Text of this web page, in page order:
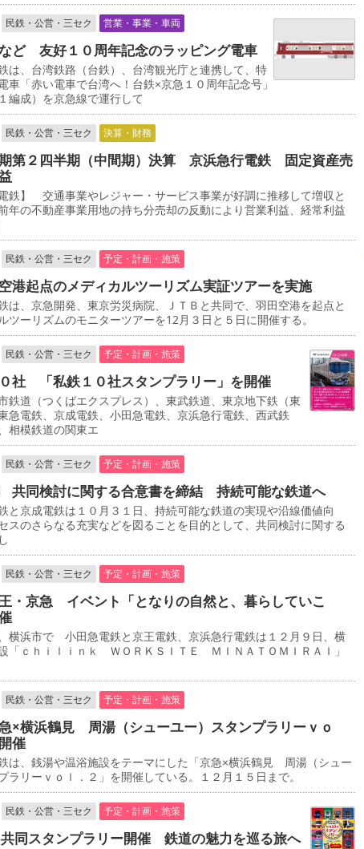
民鉄・公営・三セク 営業・事業・車両
ど 友好１０周年記念のラッピング電車
は、台湾鉄路（台鉄）、台湾観光庁と連携して、特
車「赤い電車で台湾へ！台鉄×京急１０周年記念号」
編成）を京急線で運行して
民鉄・公営・三セク 決算・財務
第２四半期（中間期）決算 京浜急行電鉄 固定資産売
鉄】 交通事業やレジャー・サービス事業が好調に推移して増収と
年の不動産事業用地の持ち分売却の反動により営業利益、経常利益
民鉄・公営・三セク 予定・計画・施策
起点のメディカルツーリズム実証ツアーを実施
は、京急開発、東京労災病院、ＪＴＢと共同で、羽田空港を起点と
ツーリズムのモニターツアーを12月３日と５日に開催する。
民鉄・公営・三セク 予定・計画・施策
社 「私鉄１０社スタンプラリー」を開催
鉄道（つくばエクスプレス）、東武鉄道、東京地下鉄（東
急電鉄、京成電鉄、小田急電鉄、京浜急行電鉄、西武鉄
相模鉄道の関東エ
民鉄・公営・三セク 予定・計画・施策
共同検討に関する合意書を締結 持続可能な鉄道へ
と京成電鉄は１０月３１日、持続可能な鉄道の実現や沿線価値向
スのさらなる充実などを図ることを目的として、共同検討に関する
民鉄・公営・三セク 予定・計画・施策
・京急 イベント「となりの自然と、暮らしていこ
横浜市で 小田急電鉄と京王電鉄、京浜急行電鉄は１２月９日、横
「ｃｈｉｌｉｎｋ ＷＯＲＫＳＩＴＥ ＭＩＮＡＴＯＭＩＲＡＩ」
民鉄・公営・三セク 予定・計画・施策
×横浜鶴見 周湯（シューユー）スタンプラリーｖｏ
催
は、銭湯や温浴施設をテーマにした「京急×横浜鶴見 周湯（シュー
ラリーｖｏｌ．２」を開催している。１２月１５日まで。
民鉄・公営・三セク 予定・計画・施策
同スタンプラリー開催 鉄道の魅力を巡る旅へ